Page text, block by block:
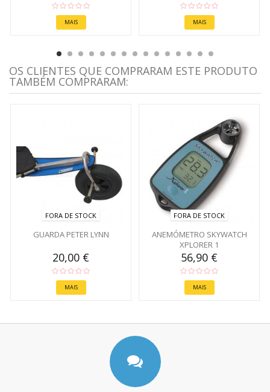
MAIS MAIS
OS CLIENTES QUE COMPRARAM ESTE PRODUTO
TAMBÉM COMPRARAM:
FORA DE STOCK
GUARDA PETER LYNN
20,00 €
MAIS
FORA DE STOCK
ANEMÓMETRO SKYWATCH
XPLORER 1
56,90 €
MAIS